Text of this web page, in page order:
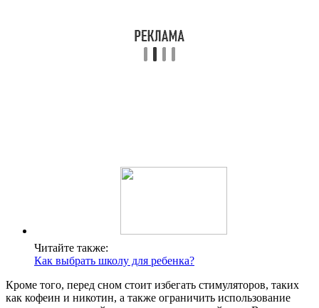
Читайте также:
Как выбрать школу для ребенка?
Кроме того, перед сном стоит избегать стимуляторов, таких
как кофеин и никотин, а также ограничить использование